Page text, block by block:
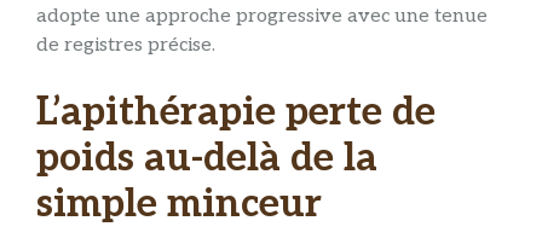
adopte une approche progressive avec une tenue
de registres précise.
L’apithérapie perte de
poids au-delà de la
simple minceur